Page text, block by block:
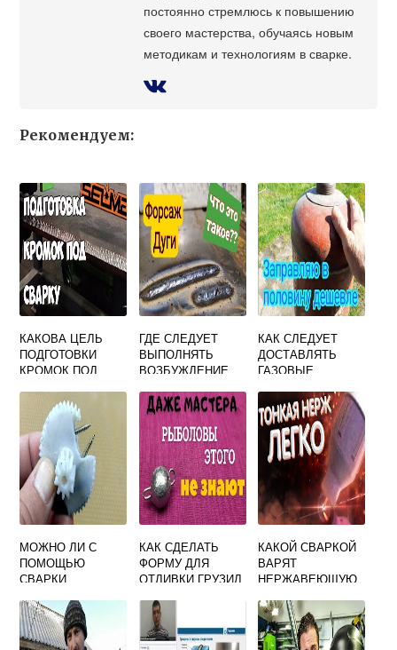
постоянно стремлюсь к повышению
своего мастерства, обучаясь новым
методикам и технологиям в сварке.
Рекомендуем:
КАКОВА ЦЕЛЬ
ПОДГОТОВКИ
КРОМОК ПОД
ГДЕ СЛЕДУЕТ
ВЫПОЛНЯТЬ
ВОЗБУЖДЕНИЕ
СВАРКЕ
КАК СЛЕДУЕТ
ДОСТАВЛЯТЬ
ГАЗОВЫЕ
МЕСТУ
ПРОВЕДЕНИЯ
СВАРОЧНЫХ
РАБОТ НА
СТАЦИОНАРНЫХ
МЕСТАХ
МОЖНО ЛИ С
ПОМОЩЬЮ
СВАРКИ
ДЕТАЛИ ИЗ
ПЛАСТМАССЫ
КАК СДЕЛАТЬ
ФОРМУ ДЛЯ
ОТЛИВКИ ГРУЗИЛ
СВАРКИ
КАКОЙ СВАРКОЙ
ВАРЯТ
НЕРЖАВЕЮЩУЮ